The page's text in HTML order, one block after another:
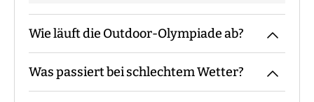
Wie läuft die Outdoor-Olympiade ab?
Der Guide kommt mit den Materialien zum
vereinbarten Treffpunkt, macht die
Was passiert bei schlechtem Wetter?